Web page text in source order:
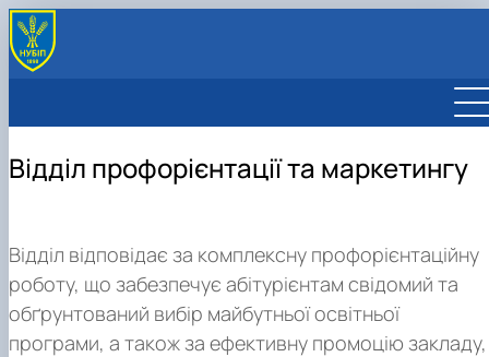
Відділ профорієнтації та маркетингу
Відділ відповідає за комплексну профорієнтаційну
роботу, що забезпечує абітурієнтам свідомий та
обґрунтований вибір майбутньої освітньої
програми, а також за ефективну промоцію закладу,